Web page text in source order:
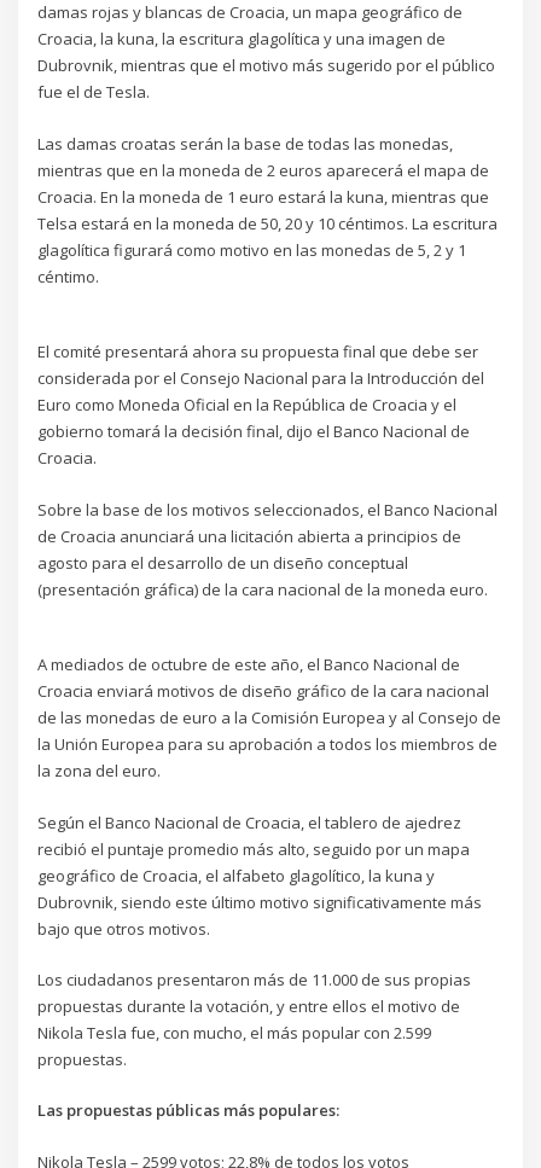
damas rojas y blancas de Croacia, un mapa geográfico de
Croacia, la kuna, la escritura glagolítica y una imagen de
Dubrovnik, mientras que el motivo más sugerido por el público
fue el de Tesla.
Las damas croatas serán la base de todas las monedas,
mientras que en la moneda de 2 euros aparecerá el mapa de
Croacia. En la moneda de 1 euro estará la kuna, mientras que
Telsa estará en la moneda de 50, 20 y 10 céntimos. La escritura
glagolítica figurará como motivo en las monedas de 5, 2 y 1
céntimo.
El comité presentará ahora su propuesta final que debe ser
considerada por el Consejo Nacional para la Introducción del
Euro como Moneda Oficial en la República de Croacia y el
gobierno tomará la decisión final, dijo el Banco Nacional de
Croacia.
Sobre la base de los motivos seleccionados, el Banco Nacional
de Croacia anunciará una licitación abierta a principios de
agosto para el desarrollo de un diseño conceptual
(presentación gráfica) de la cara nacional de la moneda euro.
A mediados de octubre de este año, el Banco Nacional de
Croacia enviará motivos de diseño gráfico de la cara nacional
de las monedas de euro a la Comisión Europea y al Consejo de
la Unión Europea para su aprobación a todos los miembros de
la zona del euro.
Según el Banco Nacional de Croacia, el tablero de ajedrez
recibió el puntaje promedio más alto, seguido por un mapa
geográfico de Croacia, el alfabeto glagolítico, la kuna y
Dubrovnik, siendo este último motivo significativamente más
bajo que otros motivos.
Los ciudadanos presentaron más de 11.000 de sus propias
propuestas durante la votación, y entre ellos el motivo de
Nikola Tesla fue, con mucho, el más popular con 2.599
propuestas.
Las propuestas públicas más populares:
Nikola Tesla – 2599 votos; 22,8% de todos los votos